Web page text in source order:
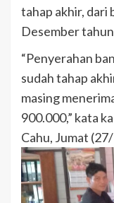
tahap akhir, dari
Desember
“Penyerahan
sudah tahap
masing
900.000,” kata
Cahu, Jumat